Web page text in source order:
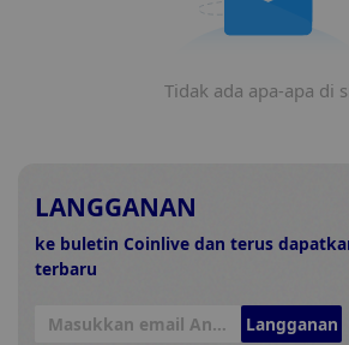
Tidak ada apa-apa di
LANGGANAN
ke buletin Coinlive dan terus
terbaru
Langganan